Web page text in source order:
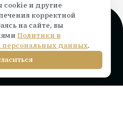
и другие
корректной
на сайте, вы
Политики в
персональных данных.